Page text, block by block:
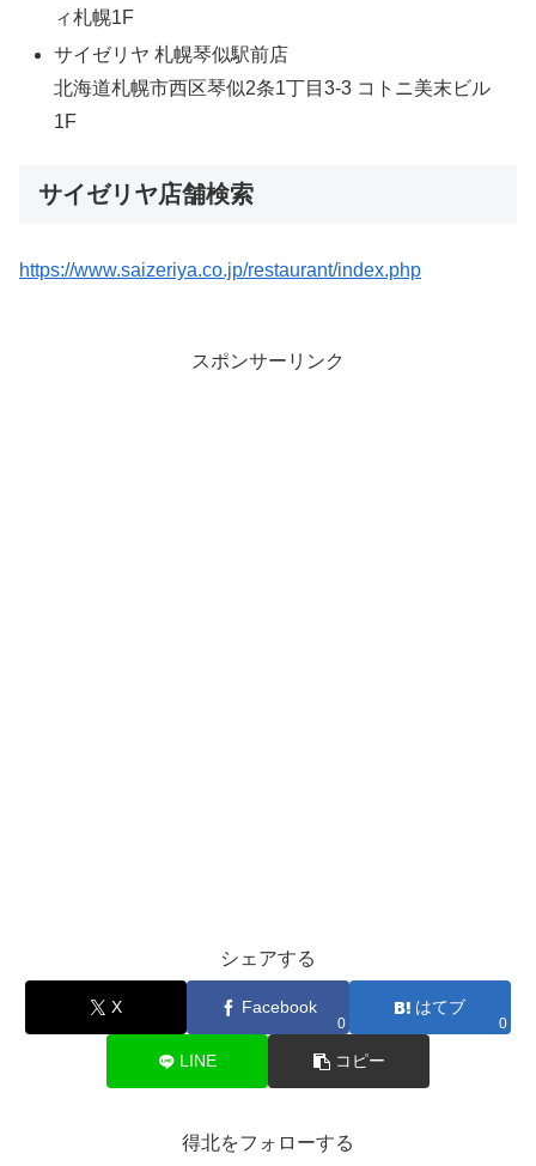
ィ札幌1F
サイゼリヤ 札幌琴似駅前店
北海道札幌市西区琴似2条1丁目3-3 コトニ美末ビル
1F
サイゼリヤ店舗検索
https://www.saizeriya.co.jp/restaurant/index.php
スポンサーリンク
シェアする
X Facebook
0
はてブ
0
LINE コピー
得北をフォローする